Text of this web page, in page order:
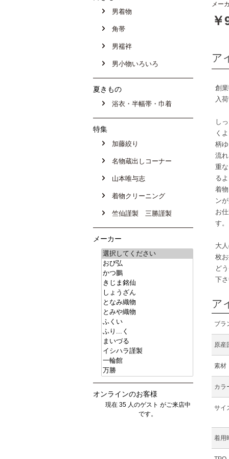
男着物
角帯
男襦袢
男小物いろいろ
夏きもの
浴衣・半幅帯・巾着
特集
加藤絞り
名物蔵出しコーナー
山本唯与志
着物クリーニング
竺仙謹製 三勝謹製
メーカー
オンラインのお客様
現在 35 人のゲスト がご来店中
です。
メー
ア
創
入
し
く
柄
流
重
る
着
ン
お
す。
大
枚
ど
下さ
ア
ブラ
原産
素材
カラ
サイ
着用